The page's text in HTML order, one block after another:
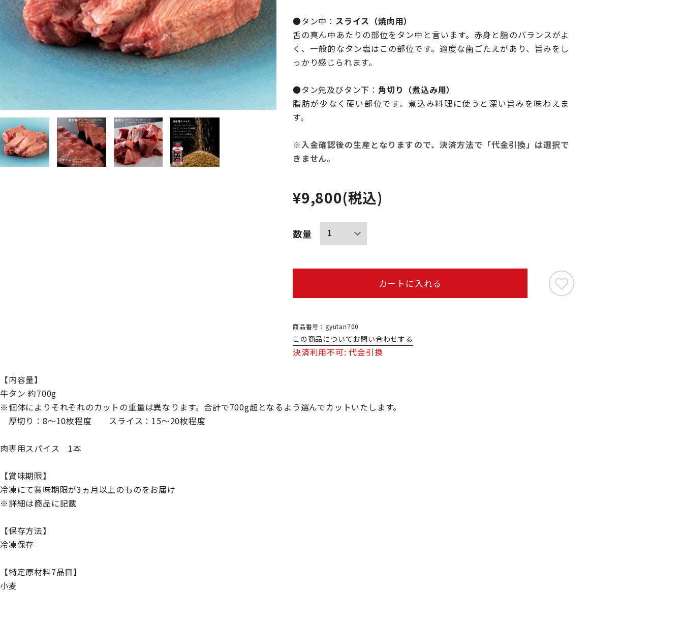
●タン中： スライス（焼肉用）
舌の真ん中あたりの部位をタン中と言います。赤身と脂のバランスがよ
く、一般的なタン塩はこの部位です。適度な歯ごたえがあり、旨みをし
っかり感じられます。
●タン先及びタン下： 角切り（煮込み用）
脂肪が少なく硬い部位です。煮込み料理に使うと深い旨みを味わえま
す。
※入金確認後の生産となりますので、決済方法で「代金引換」は選択で
きません。
¥9,800(税込)
数量
カートに入れる
商品番号：gyutan700
この商品についてお問い合わせする
決済利用不可: 代金引換
【内容量】
牛タン 約700g
※個体によりそれぞれのカットの重量は異なります。合計で700g超となるよう選んでカットいたします。
厚切り：8～10枚程度 スライス：15～20枚程度
肉専用スパイス 1本
【賞味期限】
冷凍にて賞味期限が3ヵ月以上のものをお届け
※詳細は商品に記載
【保存方法】
冷凍保存
【特定原材料7品目】
小麦